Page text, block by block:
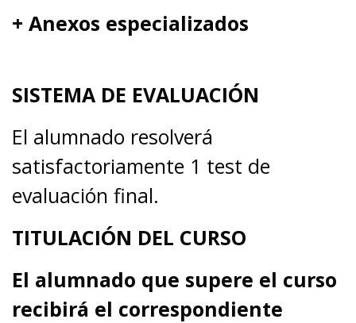
+ Anexos especializados
SISTEMA DE EVALUACIÓN
El alumnado resolverá
satisfactoriamente 1 test de
evaluación final.
TITULACIÓN DEL CURSO
El alumnado que supere el curso
recibirá el correspondiente